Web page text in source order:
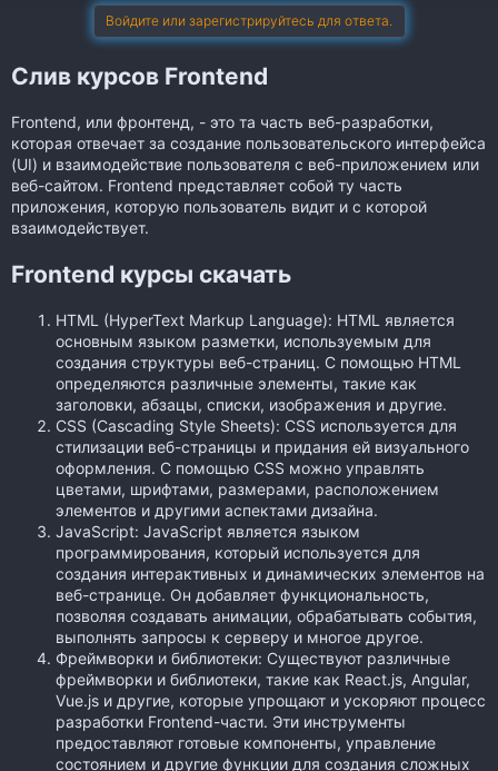
Войдите или зарегистрируйтесь для ответа.
Слив курсов Frontend
Frontend, или фронтенд, - это та часть веб-разработки,
которая отвечает за создание пользовательского интерфейса
(UI) и взаимодействие пользователя с веб-приложением или
веб-сайтом. Frontend представляет собой ту часть
приложения, которую пользователь видит и с которой
взаимодействует.
Frontend курсы скачать
HTML (HyperText Markup Language): HTML является
основным языком разметки, используемым для
создания структуры веб-страниц. С помощью HTML
определяются различные элементы, такие как
заголовки, абзацы, списки, изображения и другие.
CSS (Cascading Style Sheets): CSS используется для
стилизации веб-страницы и придания ей визуального
оформления. С помощью CSS можно управлять
цветами, шрифтами, размерами, расположением
элементов и другими аспектами дизайна.
JavaScript: JavaScript является языком
программирования, который используется для
создания интерактивных и динамических элементов на
веб-странице. Он добавляет функциональность,
позволяя создавать анимации, обрабатывать события,
выполнять запросы к серверу и многое другое.
Фреймворки и библиотеки: Существуют различные
фреймворки и библиотеки, такие как React.js, Angular,
Vue.js и другие, которые упрощают и ускоряют процесс
разработки Frontend-части. Эти инструменты
предоставляют готовые компоненты, управление
состоянием и другие функции для создания сложных